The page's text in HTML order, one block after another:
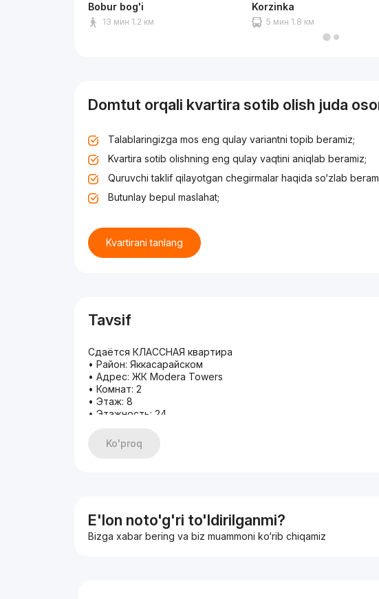
Bobur bog'i
13 мин 1.2 км
Korzinka
5 мин 1.8 км
Domtut orqali kvartira sotib olish juda
Talablaringizga mos eng qulay variantni topib beramiz;
Kvartira sotib olishning eng qulay vaqtini aniqlab beramiz;
Quruvchi taklif qilayotgan chegirmalar haqida so‘zlab
Butunlay bepul maslahat;
Kvartirani tanlang
Tavsif
Сдаётся КЛАССНАЯ квартира
• Район: Яккасарайском
• Адрес: ЖК Modera Towers
• Комнат: 2
• Этаж: 8
• Этажность: 24
• Ремонт: Евро
В квартире есть всё необходимое для повседневной
сити, Магазин Одежды Олигарх, Тц Некст, Фортуна
Звоните, имеются альтернативные варианты! В базе
С уважением Жамшид
Ko'proq
E'lon noto'g'ri to'ldirilganmi?
Bizga xabar bering va biz muammoni ko‘rib chiqamiz